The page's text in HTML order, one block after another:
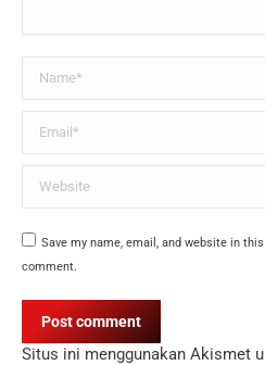
Email *
Website
Save my name, email, and website in
comment.
Post comment
Situs ini menggunakan Akismet